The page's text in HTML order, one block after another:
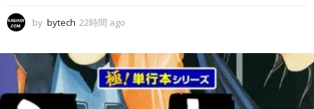
by bytech 22時間 ago
a
g
o